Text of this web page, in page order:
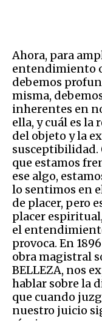
​Ahora, para
entendimiento
debemos
misma,
inherentes en
ella, y cuál es
del objeto y la
susceptibilidad.
que estamos
ese algo,
lo sentimos en
de placer, pero
placer
el
provoca. En
obra magistral
BELLEZA, nos
hablar sobre la
que cuando
nuestro juicio